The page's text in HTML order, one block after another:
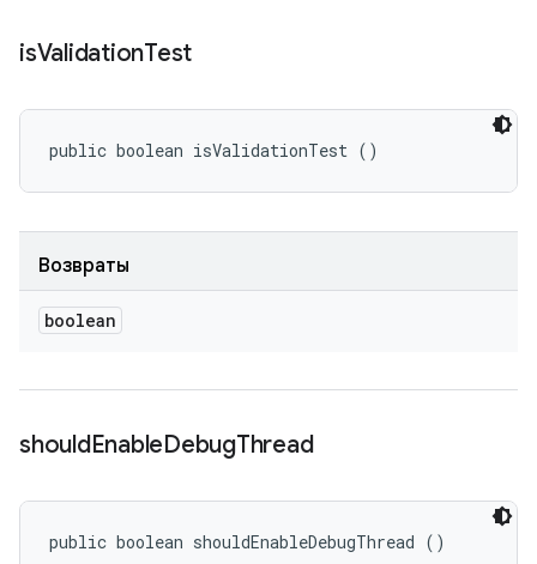
isValidationTest
public boolean isValidationTest ()
Возвраты
boolean
shouldEnableDebugThread
public boolean shouldEnableDebugThread ()